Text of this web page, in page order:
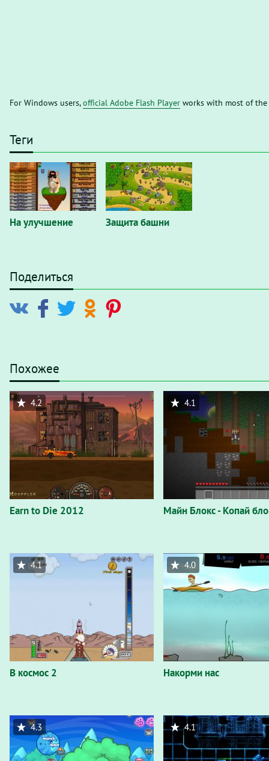
For Windows users,official Adobe Flash Player works with most of the
Теги
На улучшение Защита башни
Поделиться
Похожее
Earn to Die 2012
4.2
Майн Блокс - Копай
4.1
В космос 2
4.1
Накорми нас
4.0
4.3 4.1